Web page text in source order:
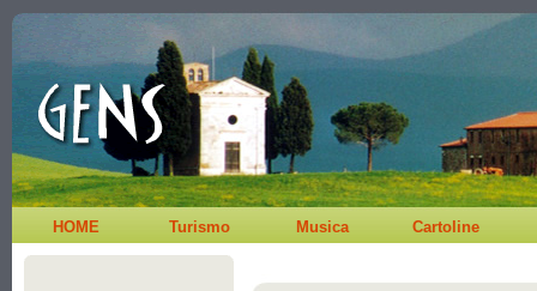
HOME Turismo Musica Cartoline